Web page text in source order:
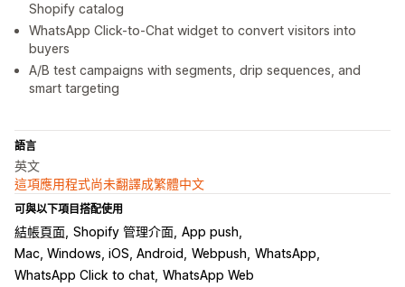
Shopify catalog
WhatsApp Click-to-Chat widget to convert visitors into
buyers
A/B test campaigns with segments, drip sequences, and
smart targeting
語言
英文
這項應用程式尚未翻譯成繁體中文
可與以下項目搭配使用
結帳頁面 Shopify 管理介面 App push
Mac, Windows, iOS, Android
Webpush WhatsApp
WhatsApp Click to chat WhatsApp Web